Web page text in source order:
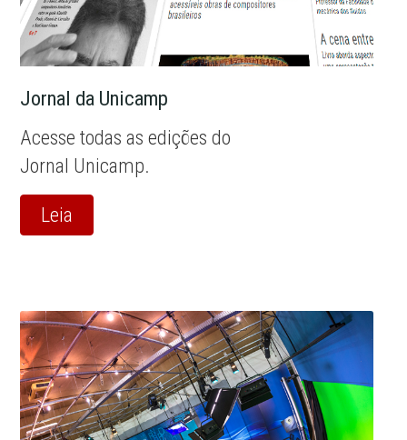
Jornal da Unicamp
Acesse todas as edições do
Jornal Unicamp.
Leia